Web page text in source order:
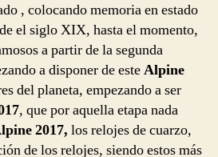
, colocando memoria en estado
el siglo XIX, hasta el momento,
a partir de la segunda
a disponer de esteAlpine
del planeta, empezando a ser
, que por aquella etapa nada
2017, los relojes de cuarzo,
de los relojes, siendo estos más